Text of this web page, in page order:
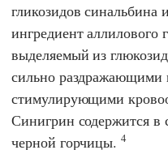
гликозидов
ингредиент аллилового
выделяемый из
сильно раздражающими
стимулирующими
Синигрин содержится в
черной горчицы.4